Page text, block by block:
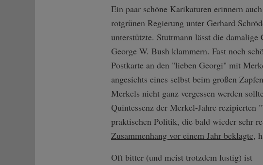
Ein paar schöne Karikaturen erinnern
rotgrünen Regierung unter Gerhard
unterstützte. Stuttmann lässt die
George W. Bush klammern. Fast noch
Postkarte an den "lieben Georgi" mit
angesichts eines selbst beim großen
Merkels nicht ganz vergessen werden
Quintessenz der Merkel-Jahre
praktischen Politik, die bald wieder sehr
Zusammenhang vor einem Jahr beklagte,
Oft bitter (und meist trotzdem lustig) ist